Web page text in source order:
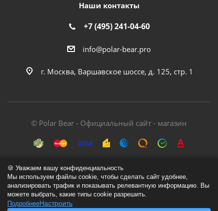
Наши контакты
+7 (495) 241-04-60
info@polar-bear.pro
г. Москва, Варшавское шоссе, д. 125, стр. 1
© Polar Bear - Официальный сайт - магазин
Политика обработки персональных данных
Согласие на обработку персональных данных
🍪 Уважаем вашу конфиденциальность
Мы используем файлы cookie, чтобы сделать сайт удобнее,
анализировать трафик и показывать релевантную информацию. Вы
можете выбрать, какие типы cookie разрешить.
ПодробнееНастроить